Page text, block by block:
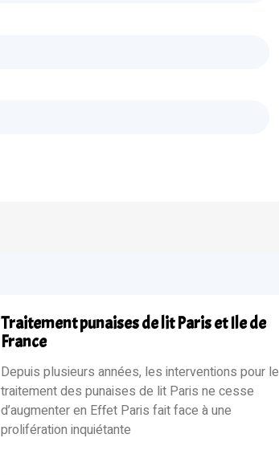
Traitement punaises de lit Paris et Ile de
France
Depuis plusieurs années, les interventions pour le
traitement des punaises de lit Paris ne cesse
d’augmenter en Effet Paris fait face à une
prolifération inquiétante